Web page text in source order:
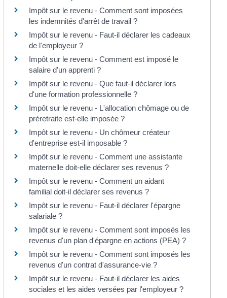
Impôt sur le revenu - Comment sont imposées
les indemnités d'arrêt de travail ?
Impôt sur le revenu - Faut-il déclarer les cadeaux
de l'employeur ?
Impôt sur le revenu - Comment est imposé le
salaire d'un apprenti ?
Impôt sur le revenu - Que faut-il déclarer lors
d'une formation professionnelle ?
Impôt sur le revenu - L'allocation chômage ou de
préretraite est-elle imposée ?
Impôt sur le revenu - Un chômeur créateur
d'entreprise est-il imposable ?
Impôt sur le revenu - Comment une assistante
maternelle doit-elle déclarer ses revenus ?
Impôt sur le revenu - Comment un aidant
familial doit-il déclarer ses revenus ?
Impôt sur le revenu - Faut-il déclarer l'épargne
salariale ?
Impôt sur le revenu - Comment sont imposés les
revenus d'un plan d'épargne en actions (PEA) ?
Impôt sur le revenu - Comment sont imposés les
revenus d'un contrat d'assurance-vie ?
Impôt sur le revenu - Faut-il déclarer les aides
sociales et les aides versées par l'employeur ?